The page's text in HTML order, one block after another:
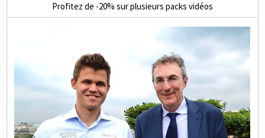
Profitez de -20% sur plusieurs packs vidéos